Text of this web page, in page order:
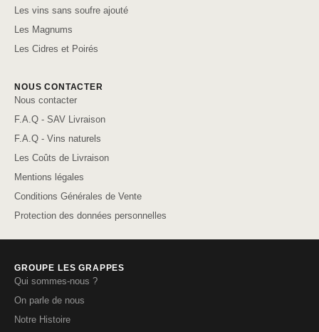
Les vins sans soufre ajouté
Les Magnums
Les Cidres et Poirés
NOUS CONTACTER
Nous contacter
F.A.Q - SAV Livraison
F.A.Q - Vins naturels
Les Coûts de Livraison
Mentions légales
Conditions Générales de Vente
Protection des données personnelles
GROUPE LES GRAPPES
Qui sommes-nous ?
On parle de nous
Notre Histoire